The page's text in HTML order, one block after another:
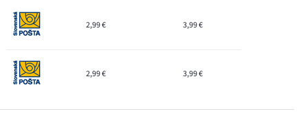
2,99 € 3,99 €
2,99 € 3,99 €